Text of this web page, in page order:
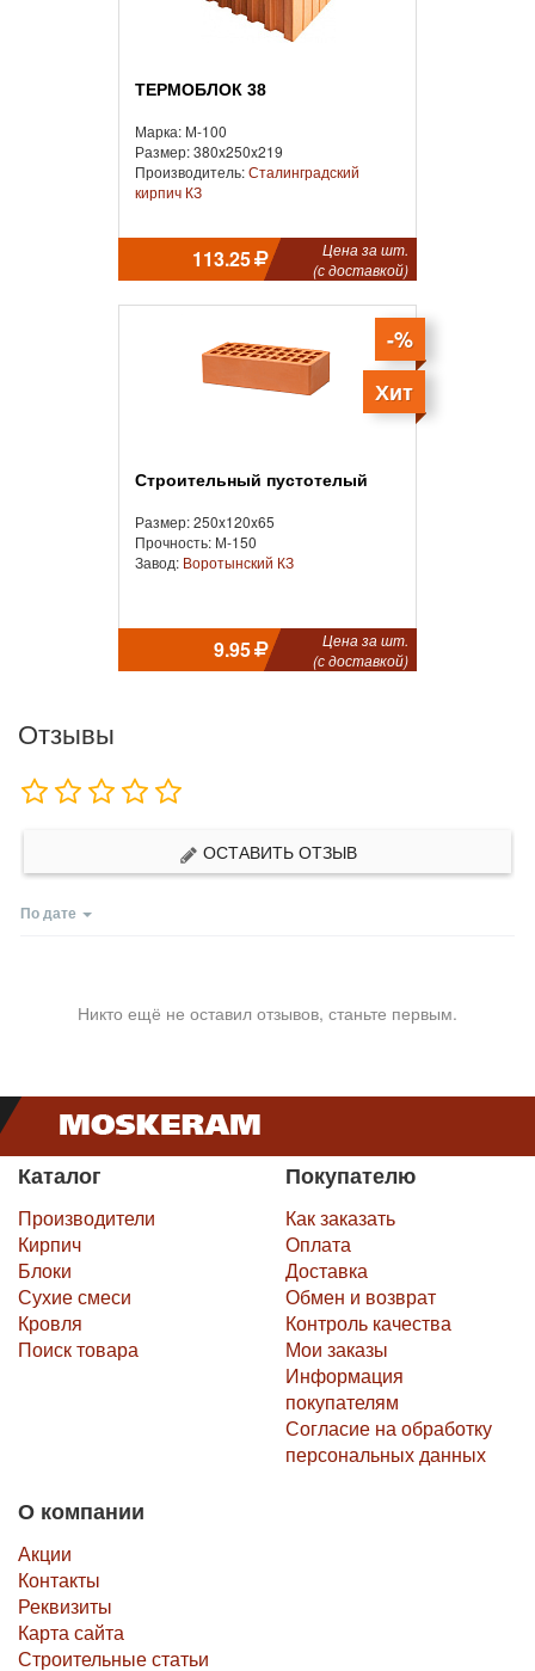
ТЕРМОБЛОК 38
Марка: М-100
Размер: 380x250x219
Производитель:Сталинградский
кирпич КЗ
113.25
Цена за шт.
(с доставкой)
-%
Хит
Строительный пустотелый
Размер: 250x120x65
Прочность: М-150
Завод: Воротынский КЗ
9.95
Цена за шт.
(с доставкой)
Отзывы
ОСТАВИТЬ ОТЗЫВ
По дате
Никто ещё не оставил отзывов, станьте первым.
Каталог
Производители
Кирпич
Блоки
Сухие смеси
Кровля
Поиск товара
Покупателю
Как заказать
Оплата
Доставка
Обмен и возврат
Контроль качества
Мои заказы
Информация
покупателям
Согласие на обработку
персональных данных
О компании
Акции
Контакты
Реквизиты
Карта сайта
Строительные статьи